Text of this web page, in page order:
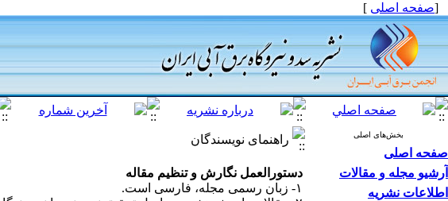
[صفحه اصلی ]
بخش‌های اصلی
صفحه اصلی
آرشیو مجله و مقالات
اطلاعات نشریه
راهنمای نویسندگان
دستورالعمل نگارش و تنظیم مقاله
۱- زبان رسمی مجله، فارسی است.